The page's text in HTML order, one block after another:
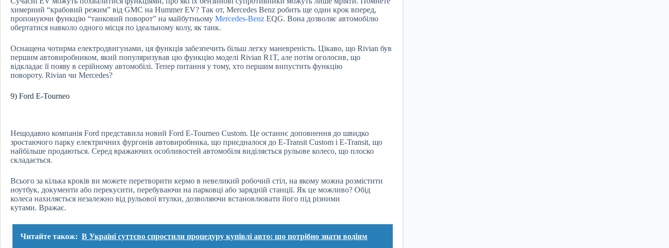
химерний “крабовий режим” від GMC на Hummer EV? Так от, Mercedes Benz робить ще один крок вперед,
пропонуючи функцію “танковий поворот” на майбутньому Mercedes-Benz EQG. Вона дозволяє автомобілю
обертатися навколо одного місця по ідеальному колу, як танк.
Оснащена чотирма електродвигунами, ця функція забезпечить більш легку маневреність. Цікаво, що Rivian був
першим автовиробником, який популяризував цю функцію моделі Rivian R1T, але потім оголосив, що
відкладає її появу в серійному автомобілі. Тепер питання у тому, хто першим випустить функцію
повороту. Rivian чи Mercedes?
9) Ford E-Tourneo
Нещодавно компанія Ford представила новий Ford E-Tourneo Custom. Це останнє доповнення до швидко
зростаючого парку електричних фургонів автовиробника, що приєдналося до E-Transit Custom і E-Transit, що
найбільше продаються. Серед вражаючих особливостей автомобіля виділяється рульове колесо, що плоско
складається.
Всього за кілька кроків ви можете перетворити кермо в невеликий робочий стіл, на якому можна розмістити
ноутбук, документи або перекусити, перебуваючи на парковці або зарядній станції. Як це можливо? Обід
колеса нахиляється незалежно від рульової втулки, дозволяючи встановлювати його під різними
кутами. Вражає.
Читайте також: В Україні суттєво спростили процедуру купівлі авто: що потрібно знати водіям